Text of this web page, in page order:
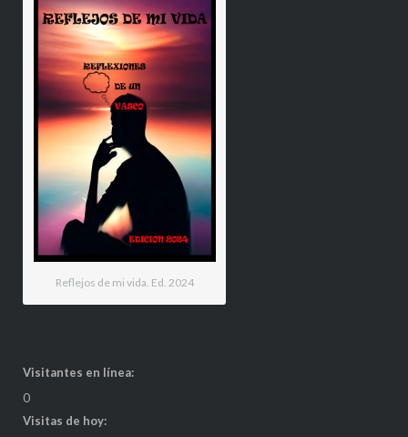
Reflejos de mi vida. Ed. 2024
Visitantes en línea:
0
Visitas de hoy: